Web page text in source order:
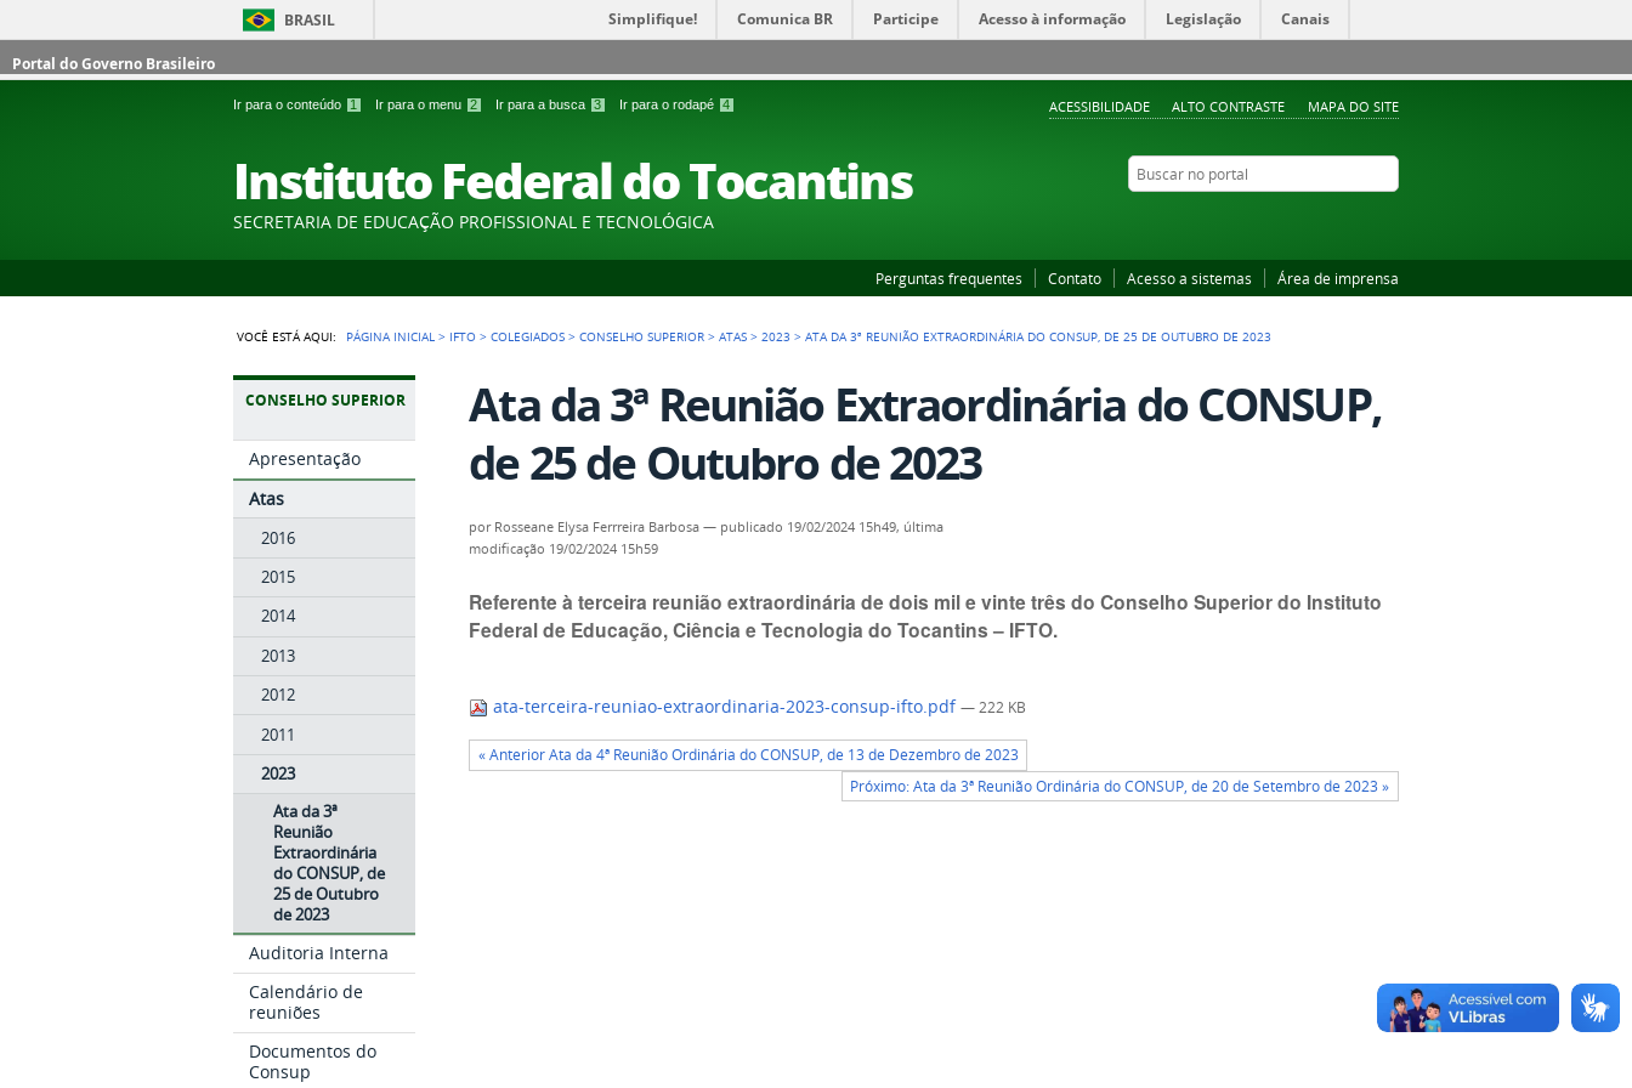
BRASIL Simplifique! Comunica BR Participe Acesso à informação Legislação Canais
Portal do Governo Brasileiro
Ir para o conteúdo 1 Ir para o menu 2 Ir para a busca 3 Ir para o rodapé 4 ACESSIBILIDADE ALTO CONTRASTE MAPA DO SITE
Instituto Federal do Tocantins
SECRETARIA DE EDUCAÇÃO PROFISSIONAL E TECNOLÓGICA
Buscar no portal
Perguntas frequentes Contato Acesso a sistemas Área de imprensa
VOCÊ ESTÁ AQUI: PÁGINA INICIAL > IFTO >COLEGIADOS >CONSELHO SUPERIOR >ATAS >2023 >ATA DA 3ª REUNIÃO EXTRAORDINÁRIA DO CONSUP, DE 25 DE OUTUBRO DE 2023
CONSELHO SUPERIOR
Apresentação
Atas
2016
2015
2014
2013
2012
2011
2023
Ata da 3ª
Reunião
Extraordinária
do CONSUP, de
25 de Outubro
de 2023
Auditoria Interna
Calendário de
reuniões
Documentos do
Consup
Ata da 3ª Reunião Extraordinária do CONSUP,
de 25 de Outubro de 2023
por Rosseane Elysa Ferrreira Barbosa — publicado 19/02/2024 15h49, última
modificação 19/02/2024 15h59
Referente à terceira reunião extraordinária de dois mil e vinte três do Conselho Superior do Instituto
Federal de Educação, Ciência e Tecnologia do Tocantins – IFTO.
ata-terceira-reuniao-extraordinaria-2023-consup-ifto.pdf— 222 KB
« Anterior Ata da 4ª Reunião Ordinária do CONSUP, de 13 de Dezembro de 2023
Próximo: Ata da 3ª Reunião Ordinária do CONSUP, de 20 de Setembro de 2023 »